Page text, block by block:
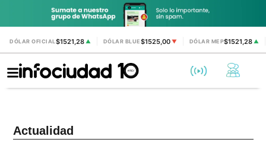
DÓLAR OFICIAL$1521,28 ▲ DÓLAR BLUE$1525,00 ▼ DÓLAR MEP$1521,28▲
Actualidad